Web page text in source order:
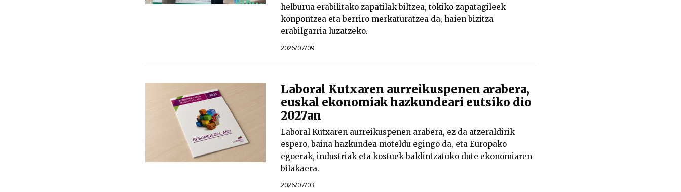
helburua erabilitako zapatilak biltzea, tokiko zapatagileek
konpontzea eta berriro merkaturatzea da, haien bizitza
erabilgarria luzatzeko.
2026/07/09
Laboral Kutxaren aurreikuspenen arabera,
euskal ekonomiak hazkundeari eutsiko dio
2027an
Laboral Kutxaren aurreikuspenen arabera, ez da atzeraldirik
espero, baina hazkundea moteldu egingo da, eta Europako
egoerak, industriak eta kostuek baldintzatuko dute ekonomiaren
bilakaera.
2026/07/03